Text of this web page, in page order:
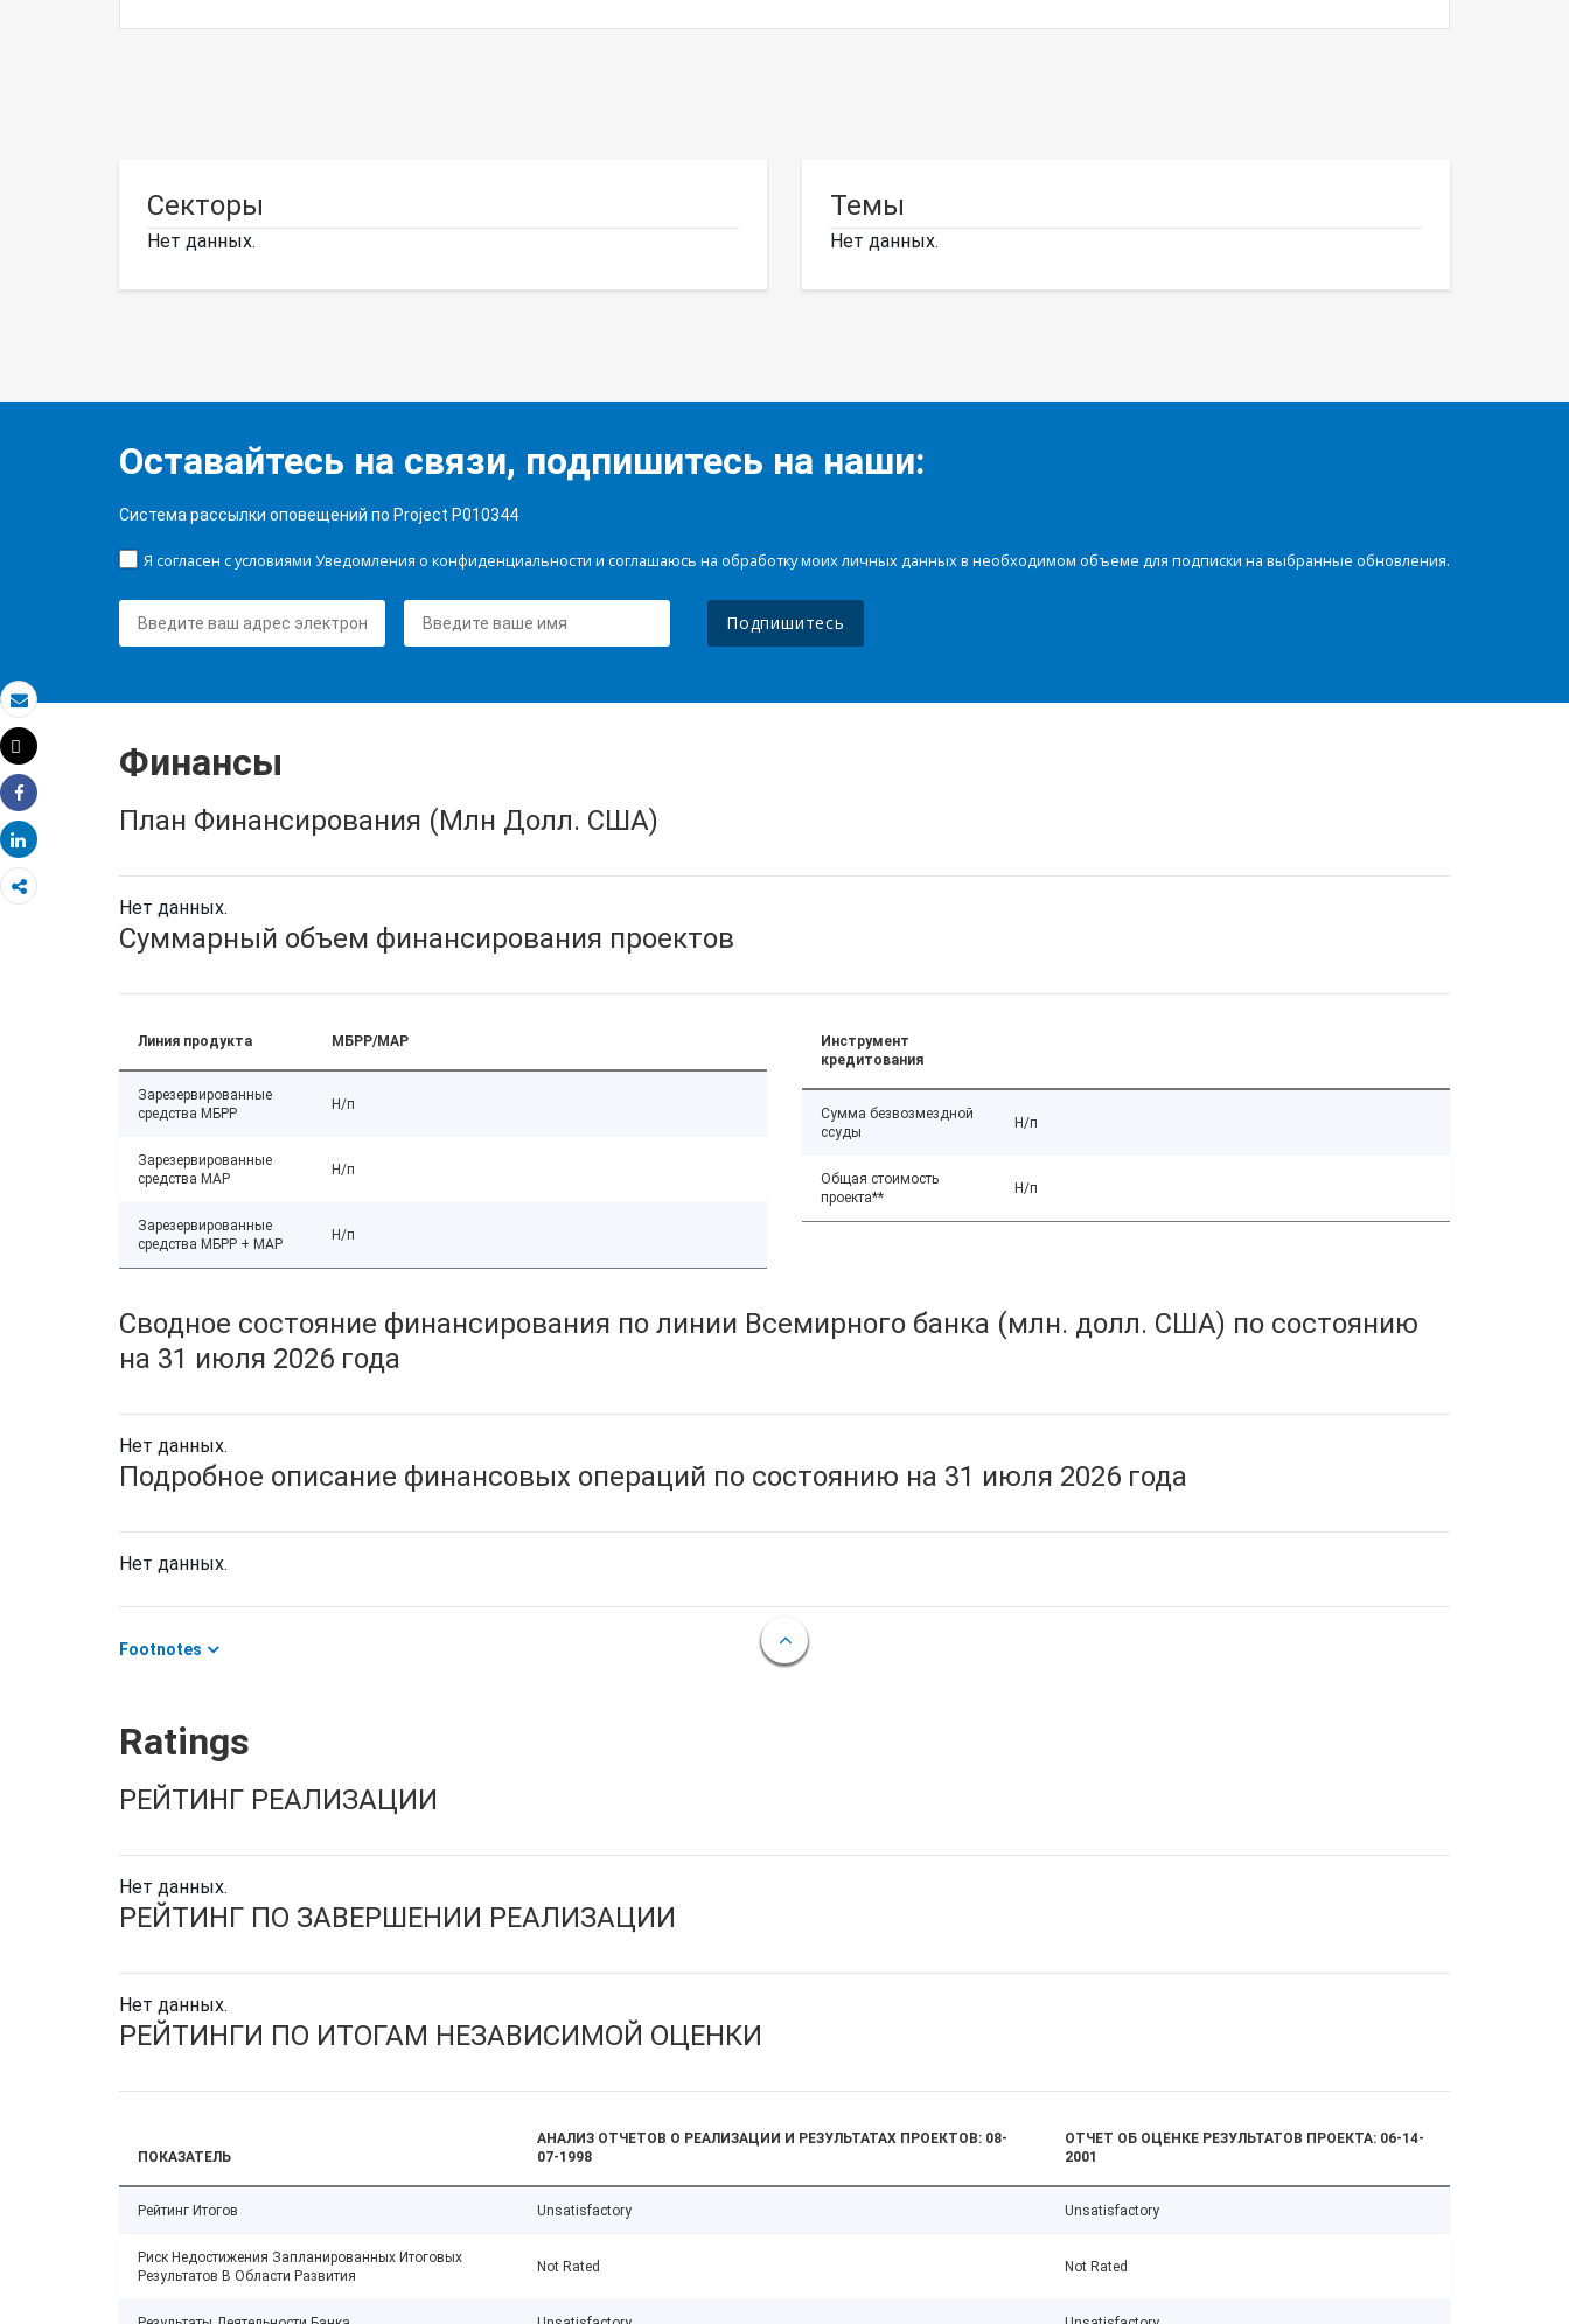
Электронная почта
Распечатать
Tweet
Share
Share
Секторы
Нет данных.
Темы
Нет данных.
Оставайтесь на связи, подпишитесь на наши:
Система рассылки оповещений по Project P010344
Я согласен с условиями Уведомления о конфиденциальности и соглашаюсь на обработку моих личных данных в необходимом объеме для подписки на выбранные обновления.
Подпишитесь
Финансы
План Финансирования (Млн Долл. США)
Нет данных.
Суммарный объем финансирования проектов
Линия продукта МБРР/МАР
Зарезервированные
средства МБРР
Н/п
Зарезервированные
средства МАР
Н/п
Зарезервированные
средства МБРР + МАР
Н/п
Инструмент
кредитования
Сумма безвозмездной
ссуды
Н/п
Общая стоимость
проекта**
Н/п
Сводное состояние финансирования по линии Всемирного банка (млн. долл. США) по состоянию
на 31 июля 2026 года
Нет данных.
Подробное описание финансовых операций по состоянию на 31 июля 2026 года
Нет данных.
Footnotes
Ratings
РЕЙТИНГ РЕАЛИЗАЦИИ
Нет данных.
РЕЙТИНГ ПО ЗАВЕРШЕНИИ РЕАЛИЗАЦИИ
Нет данных.
РЕЙТИНГИ ПО ИТОГАМ НЕЗАВИСИМОЙ ОЦЕНКИ
ПОКАЗАТЕЛЬ
АНАЛИЗ ОТЧЕТОВ О РЕАЛИЗАЦИИ И РЕЗУЛЬТАТАХ ПРОЕКТОВ: 08-
07-1998
ОТЧЕТ ОБ ОЦЕНКЕ РЕЗУЛЬТАТОВ ПРОЕКТА: 06-14-
2001
Рейтинг Итогов Unsatisfactory Unsatisfactory
Риск Недостижения Запланированных Итоговых
Результатов В Области Развития
Not Rated Not Rated